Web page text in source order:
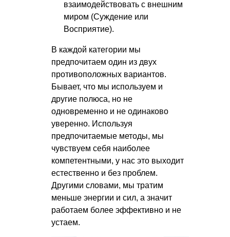
взаимодействовать с внешним
миром (Суждение или
Восприятие).
В каждой категории мы
предпочитаем один из двух
противоположных вариантов.
Бывает, что мы используем и
другие полюса, но не
одновременно и не одинаково
уверенно. Используя
предпочитаемые методы, мы
чувствуем себя наиболее
компетентными, у нас это выходит
естественно и без проблем.
Другими словами, мы тратим
меньше энергии и сил, а значит
работаем более эффективно и не
устаем.